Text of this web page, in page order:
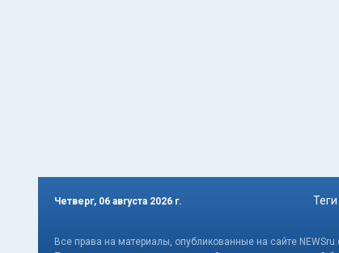
Четверг, 06 августа 2026 г. Теги
Все права на материалы, опубликованные на сайте